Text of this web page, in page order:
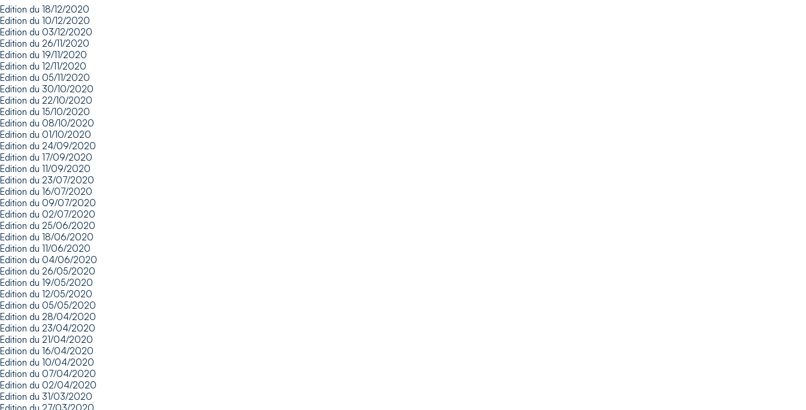
Edition du 18/12/2020
Edition du 10/12/2020
Edition du 03/12/2020
Edition du 26/11/2020
Edition du 19/11/2020
Edition du 12/11/2020
Edition du 05/11/2020
Edition du 30/10/2020
Edition du 22/10/2020
Edition du 15/10/2020
Edition du 08/10/2020
Edition du 01/10/2020
Edition du 24/09/2020
Edition du 17/09/2020
Edition du 11/09/2020
Edition du 23/07/2020
Edition du 16/07/2020
Edition du 09/07/2020
Edition du 02/07/2020
Edition du 25/06/2020
Edition du 18/06/2020
Edition du 11/06/2020
Edition du 04/06/2020
Edition du 26/05/2020
Edition du 19/05/2020
Edition du 12/05/2020
Edition du 05/05/2020
Edition du 28/04/2020
Edition du 23/04/2020
Edition du 21/04/2020
Edition du 16/04/2020
Edition du 10/04/2020
Edition du 07/04/2020
Edition du 02/04/2020
Edition du 31/03/2020